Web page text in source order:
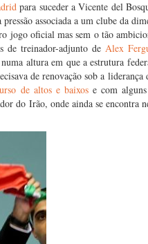
para suceder a Vicente del
associada a um clube da
jogo oficial mas sem o tão
de treinador-adjunto de Alex
altura em que a estrutura
de renovação sob a liderança
de altos e baixos e com
do Irão, onde ainda se encontra